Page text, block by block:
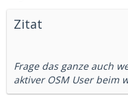
Zitat
Frage das ganze auch
aktiver OSM User beim